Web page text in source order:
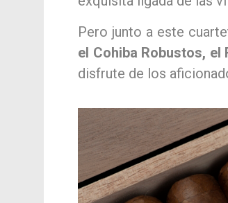
Pero junto a este
el Cohiba Robustos, el
disfrute de los